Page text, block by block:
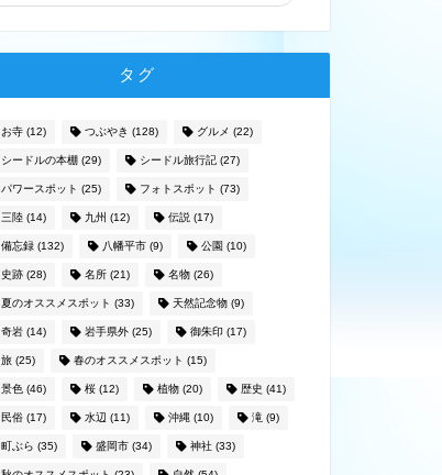
タグ
お寺(12) つぶやき (128) グルメ (22)
シードルの本棚(29) シードル旅行記(27)
パワースポット (25) フォトスポット (73)
三陸(14) 九州 (12) 伝説(17)
備忘録(132) 八幡平市(9) 公園 (10)
史跡(28) 名所(21) 名物(26)
夏のオススメスポット (33) 天然記念物(9)
奇岩(14) 岩手県外(25) 御朱印 (17)
旅(25) 春のオススメスポット (15)
景色(46) 桜(12) 植物(20) 歴史 (41)
民俗(17) 水辺 (11) 沖縄(10) 滝(9)
町ぶら (35) 盛岡市(34) 神社(33)